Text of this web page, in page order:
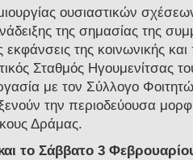
ουσιαστικών
της σημασίας της
της κοινωνικής και
Σταθμός Ηγουμενίτσας
με τον Σύλλογο
την περιοδεύουσα
Δράμας.
το Σάββατο 3